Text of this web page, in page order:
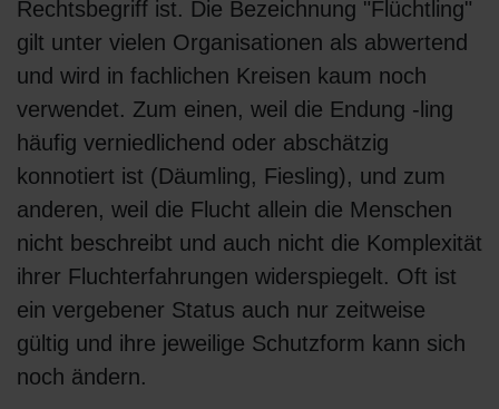
Rechtsbegriff ist. Die Bezeichnung "Flüchtling"
gilt unter vielen Organisationen als abwertend
und wird in fachlichen Kreisen kaum noch
verwendet. Zum einen, weil die Endung -ling
häufig verniedlichend oder abschätzig
konnotiert ist (Däumling, Fiesling), und zum
anderen, weil die Flucht allein die Menschen
nicht beschreibt und auch nicht die Komplexität
ihrer Fluchterfahrungen widerspiegelt. Oft ist
ein vergebener Status auch nur zeitweise
gültig und ihre jeweilige Schutzform kann sich
noch ändern.